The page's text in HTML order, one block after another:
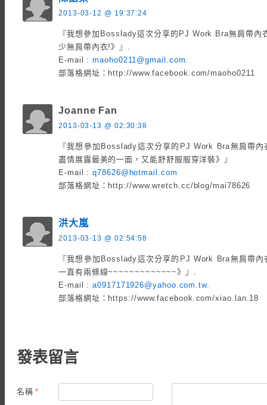
2013-03-12 @ 19:37:24
『我想參加Bosslady這次分享的PJ Work Bra無肩帶內
少無肩帶內衣!》』.
E-mail :maoho0211@gmail.com.
部落格網址：http://www.facebook.com/maoho0211
Joanne Fan
2013-03-13 @ 02:30:38
『我想參加Bosslady這次分享的PJ Work Bra無肩帶
盡情展露最美的一面，又能舒舒服服穿洋裝》』
E-mail :q78626@hotmail.com
部落格網址：http://www.wretch.cc/blog/mai78626
洪大嵐
2013-03-13 @ 02:54:58
『我想參加Bosslady這次分享的PJ Work Bra無肩帶
一直有兩條線~~~~~~~~~~~~~》』.
E-mail :a0917171926@yahoo.com.tw.
部落格網址：https://www.facebook.com/xiao.lan.18
發表留言
名稱 *